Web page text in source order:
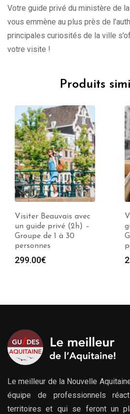
Votre guide privé du ministère de
vous emmène au plus près de
principales curiosités de la ville
votre visite !
Produits
Visiter Calais avec un
guide privé (2h) –
Groupe de 1 à 30
personnes
299.00€
Le meilleur de la Nouvelle
équipe de professionnels
territoires et qui se feront un